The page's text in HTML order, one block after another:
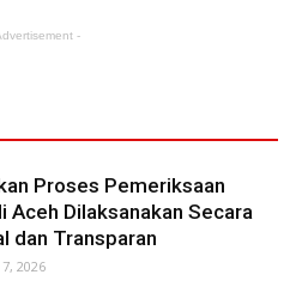
-
Proses Pemeriksaan
Aceh Dilaksanakan Secara
dan Transparan
2026